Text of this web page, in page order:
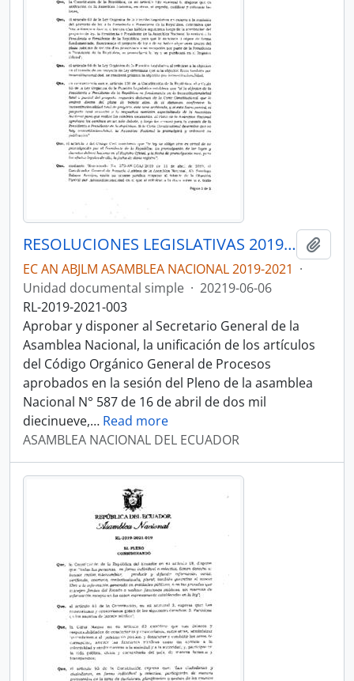
RESOLUCIONES LEGISLATIVAS 2019-2021
EC AN ABJLM ASAMBLEA NACIONAL 2019-2021 ·
Unidad documental simple · 20219-06-06
RL-2019-2021-003
Aprobar y disponer al Secretario General de la
Asamblea Nacional, la unificación de los artículos
del Código Orgánico General de Procesos
aprobados en la sesión del Pleno de la asamblea
Nacional N° 587 de 16 de abril de dos mil
diecinueve,… Read more
ASAMBLEA NACIONAL DEL ECUADOR